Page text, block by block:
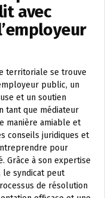
avec
territoriale se trouve
public, un
et un soutien
tant que médiateur
manière amiable et
conseils juridiques et
pour
Grâce à son expertise
le syndicat peut
de résolution